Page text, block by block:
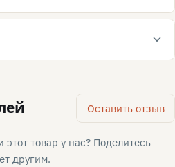
Оставить отзыв
товар у нас? Поделитесь
другим.